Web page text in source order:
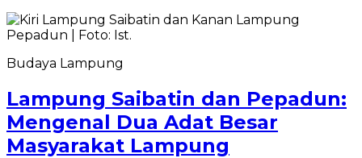
Budaya Lampung
Lampung Saibatin dan Pepadun:
Mengenal Dua Adat Besar
Masyarakat Lampung